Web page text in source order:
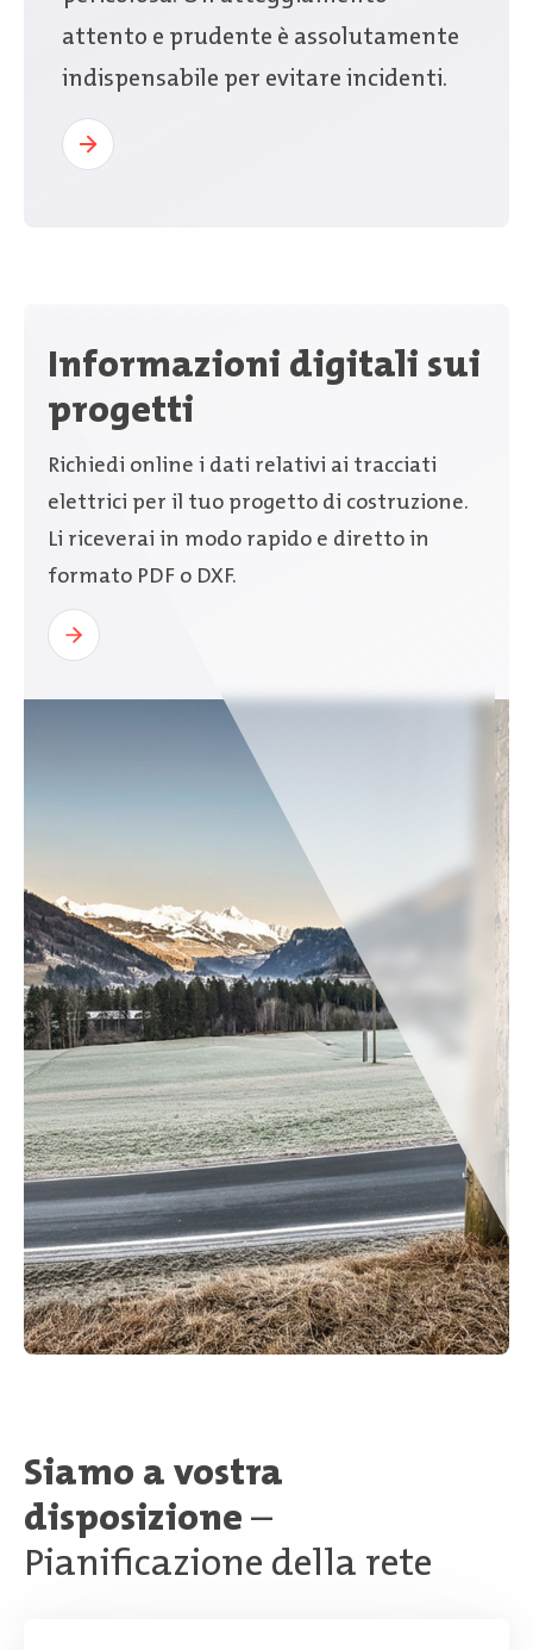
attento e prudente è assolutamente
indispensabile per evitare incidenti.
Informazioni digitali sui
progetti
Richiedi online i dati relativi ai tracciati
elettrici per il tuo progetto di costruzione.
Li riceverai in modo rapido e diretto in
formato PDF o DXF.
Siamo a vostra
disposizione–
Pianificazione della rete